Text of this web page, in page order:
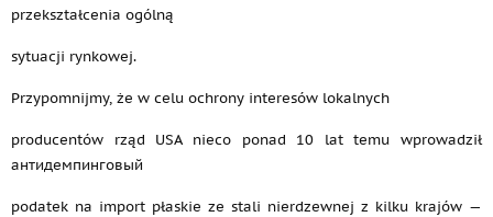
przekształcenia ogólną
sytuacji rynkowej.
Przypomnijmy, że w celu ochrony interesów lokalnych
producentów rząd USA nieco ponad 10 lat temu wprowadził
антидемпинговый
podatek na import płaskie ze stali nierdzewnej z kilku krajów —